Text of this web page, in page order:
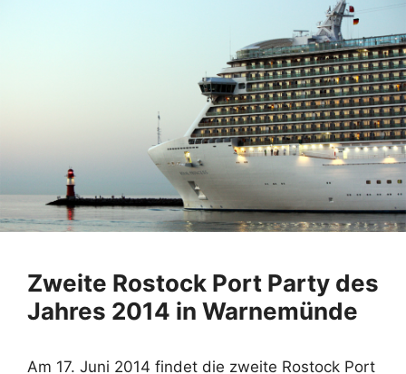
Zweite Rostock Port Party des
Jahres 2014 in Warnemünde
Am 17. Juni 2014 findet die zweite Rostock Port